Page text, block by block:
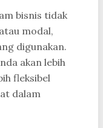
bisnis tidak
modal,
digunakan.
akan lebih
fleksibel
dalam